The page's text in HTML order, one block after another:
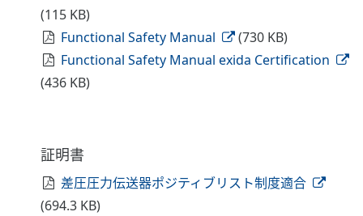
(115 KB)
Functional Safety Manual
(730 KB)
Functional Safety Manual exida Certification
(436 KB)
証明書
差圧圧力伝送器ポジティブリスト制度適合
(694.3 KB)